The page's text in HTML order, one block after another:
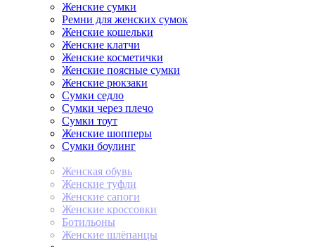
Женские сумки
Ремни для женских сумок
Женские кошельки
Женские клатчи
Женские косметички
Женские поясные сумки
Женские рюкзаки
Сумки седло
Сумки через плечо
Сумки тоут
Женские шопперы
Сумки боулинг
Женская обувь
Женские туфли
Женские сапоги
Женские кроссовки
Ботильоны
Женские шлёпанцы